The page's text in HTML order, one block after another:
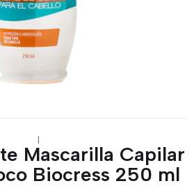
|
Mascarilla Capilar
Biocress 250 ml